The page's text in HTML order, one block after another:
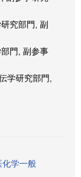
究部門, 副
門, 副参事
学研究部門,
化学一般